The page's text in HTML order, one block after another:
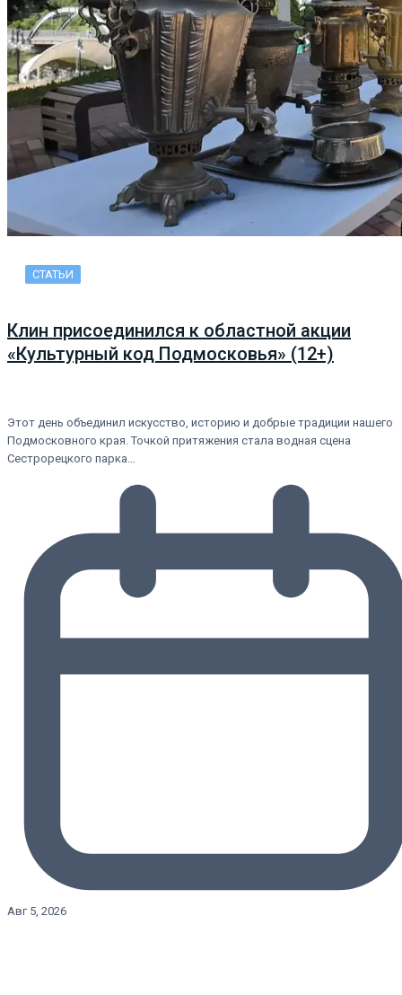
СТАТЬИ
Клин присоединился к областной акции
«Культурный код Подмосковья» (12+)
Этот день объединил искусство, историю и добрые традиции нашего
Подмосковного края. Точкой притяжения стала водная сцена
Сестрорецкого парка…
Авг 5, 2026